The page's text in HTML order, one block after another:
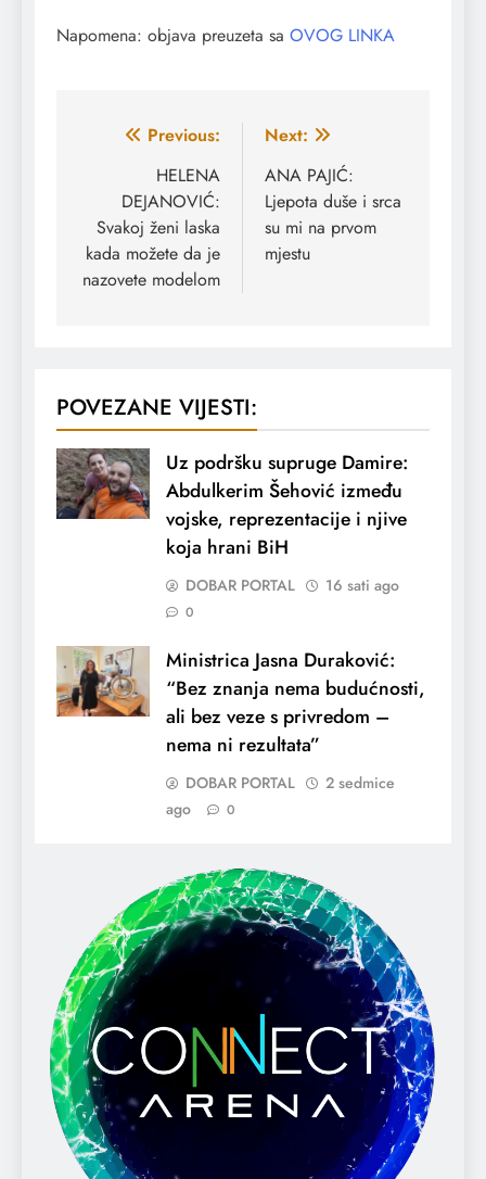
Napomena: objava preuzeta sa OVOG LINKA
Navigacija
članaka
Previous:
HELENA
DEJANOVIĆ:
Svakoj ženi laska
kada možete da je
nazovete modelom
Next:
ANA PAJIĆ:
Ljepota duše i srca
su mi na prvom
mjestu
POVEZANE VIJESTI:
Uz podršku supruge Damire:
Abdulkerim Šehović između
vojske, reprezentacije i njive
koja hrani BiH
DOBAR PORTAL 16 sati ago
0
Ministrica Jasna Duraković:
“Bez znanja nema budućnosti,
ali bez veze s privredom –
nema ni rezultata”
DOBAR PORTAL
2 sedmice
ago
0